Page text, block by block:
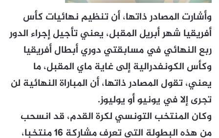
وأشارت المصادر ذاتها، أن تنظيم نهائيات كأس
أفريقيا شهر أبريل المقبل، يعني تأجيل إجراء الدور
ربع النهائي في مسابقتي دوري أبطال أفريقيا
وكأس الكونفدرالية إلى غاية ماي المقبل، ما
يعني، تقول المصادر ذاتها، أن المباراة النهائية لن
تجرى إلا في يونيو أو يوليوز.
وكان المنتخب التونسي لكرة القدم، قد انسحب
من هذه البطولة التي تعرف مشاركة 16 منتخبا،